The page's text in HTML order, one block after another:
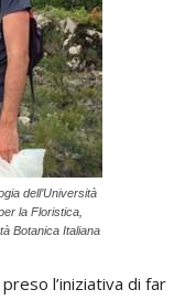
dell’Università
la Floristica,
Botanica Italiana
l’iniziativa di far